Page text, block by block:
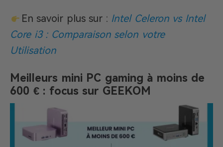
En savoir plus sur : Intel Celeron vs Intel
Core i3 : Comparaison selon votre
Utilisation
Meilleurs mini PC gaming à moins de
600 € : focus sur GEEKOM